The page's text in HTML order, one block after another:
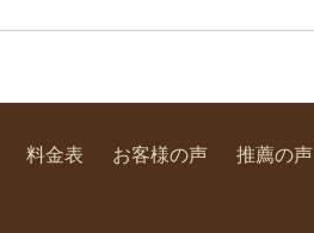
料金表 お客様の声 推薦の声